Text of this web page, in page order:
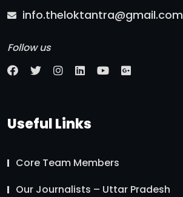
info.theloktantra@gmail.com
Follow us
Useful Links
Core Team Members
Our Journalists – Uttar Pradesh